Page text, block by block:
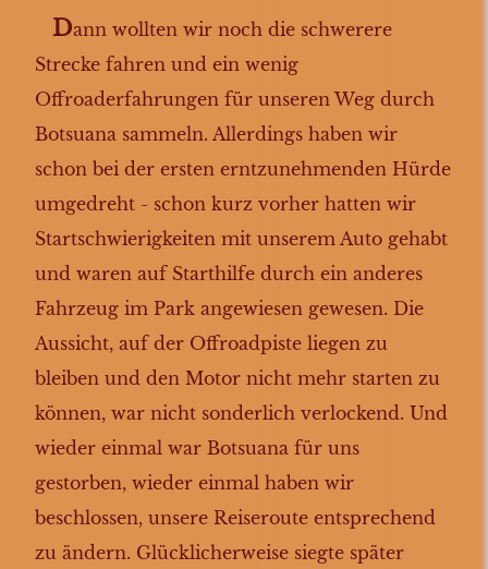
Dann wollten wir noch die schwerere
Strecke fahren und ein wenig
Offroaderfahrungen für unseren Weg durch
Botsuana sammeln. Allerdings haben wir
schon bei der ersten erntzunehmenden Hürde
umgedreht - schon kurz vorher hatten wir
Startschwierigkeiten mit unserem Auto gehabt
und waren auf Starthilfe durch ein anderes
Fahrzeug im Park angewiesen gewesen. Die
Aussicht, auf der Offroadpiste liegen zu
bleiben und den Motor nicht mehr starten zu
können, war nicht sonderlich verlockend. Und
wieder einmal war Botsuana für uns
gestorben, wieder einmal haben wir
beschlossen, unsere Reiseroute entsprechend
zu ändern. Glücklicherweise siegte später